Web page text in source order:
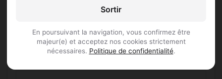
Sortir
En poursuivant la navigation, vous confirmez être
majeur(e) et acceptez nos cookies strictement
nécessaires. Politique de confidentialité.
Questions fréquentes